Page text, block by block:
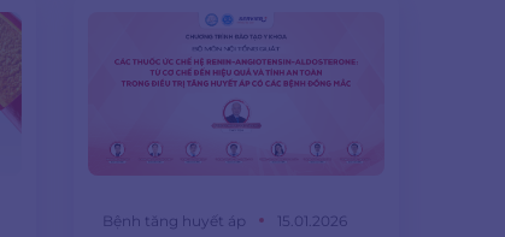
Bệnh tăng huyết áp 15.01.2026